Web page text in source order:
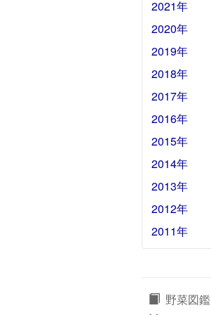
2021年
2020年
2019年
2018年
2017年
2016年
2015年
2014年
2013年
2012年
2011年
野菜図鑑